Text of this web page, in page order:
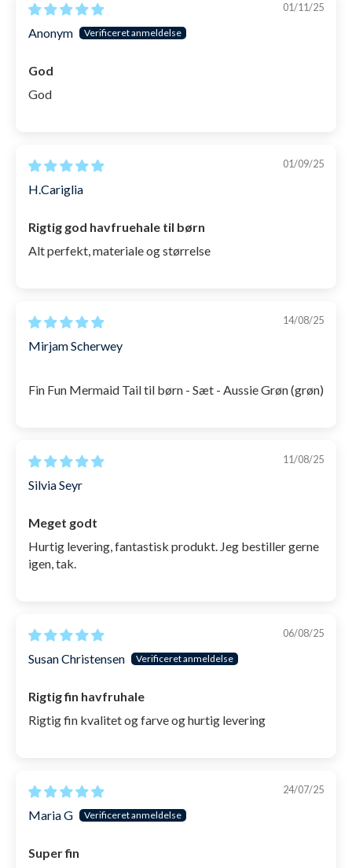
01/11/25
Anonym
God
God
01/09/25
H.Cariglia
Rigtig god havfruehale til børn
Alt perfekt, materiale og størrelse
14/08/25
Mirjam Scherwey
Fin Fun Mermaid Tail til børn - Sæt - Aussie Grøn (grøn)
11/08/25
Silvia Seyr
Meget godt
Hurtig levering, fantastisk produkt. Jeg bestiller gerne
igen, tak.
06/08/25
Susan Christensen
Rigtig fin havfruhale
Rigtig fin kvalitet og farve og hurtig levering
24/07/25
Maria G
Super fin